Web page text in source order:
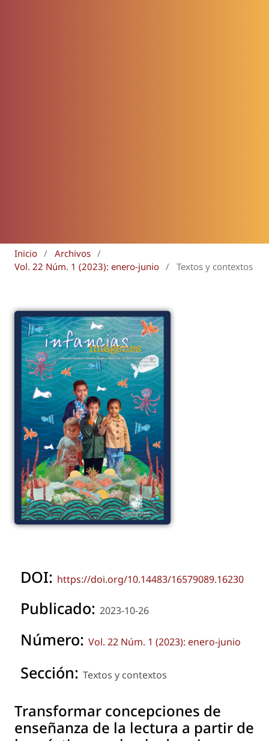
Inicio / Archivos /
Vol. 22 Núm. 1 (2023): enero-junio / Textos y contextos
DOI: https://doi.org/10.14483/16579089.16230
Publicado: 2023-10-26
Número: Vol. 22 Núm. 1 (2023): enero-junio
Sección: Textos y contextos
Transformar concepciones de
enseñanza de la lectura a partir de